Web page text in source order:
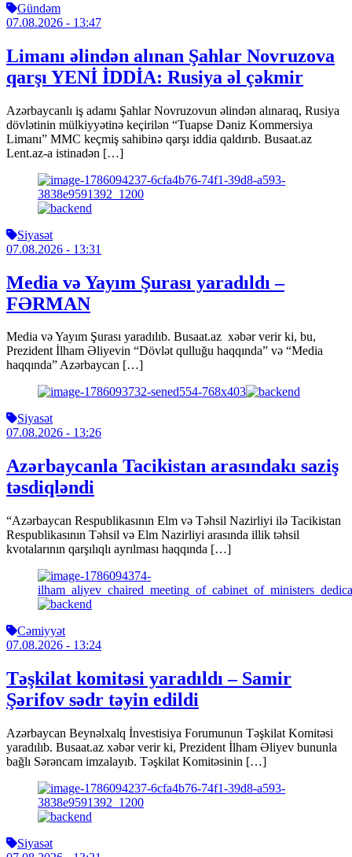
Gündəm
07.08.2026 - 13:47
Limanı əlindən alınan Şahlar Novruzova
qarşı YENİ İDDİA: Rusiya əl çəkmir
Azərbaycanlı iş adamı Şahlar Novruzovun əlindən alınaraq, Rusiya
dövlətinin mülkiyyətinə keçirilən “Tuapse Dəniz Kommersiya
Limanı” MMC keçmiş sahibinə qarşı iddia qaldırıb. Busaat.az
Lent.az-a istinadən […]
Siyasət
07.08.2026 - 13:31
Media və Yayım Şurası yaradıldı –
FƏRMAN
Media və Yayım Şurası yaradılıb. Busaat.az xəbər verir ki, bu,
Prezident İlham Əliyevin “Dövlət qulluğu haqqında” və “Media
haqqında” Azərbaycan […]
Siyasət
07.08.2026 - 13:26
Azərbaycanla Tacikistan arasındakı saziş
təsdiqləndi
“Azərbaycan Respublikasının Elm və Təhsil Nazirliyi ilə Tacikistan
Respublikasının Təhsil və Elm Nazirliyi arasında illik təhsil
kvotalarının qarşılıqlı ayrılması haqqında […]
Cəmiyyət
07.08.2026 - 13:24
Təşkilat komitəsi yaradıldı – Samir
Şərifov sədr təyin edildi
Azərbaycan Beynəlxalq İnvestisiya Forumunun Təşkilat Komitəsi
yaradılıb. Busaat.az xəbər verir ki, Prezident İlham Əliyev bununla
bağlı Sərəncam imzalayıb. Təşkilat Komitəsinin […]
Siyasət